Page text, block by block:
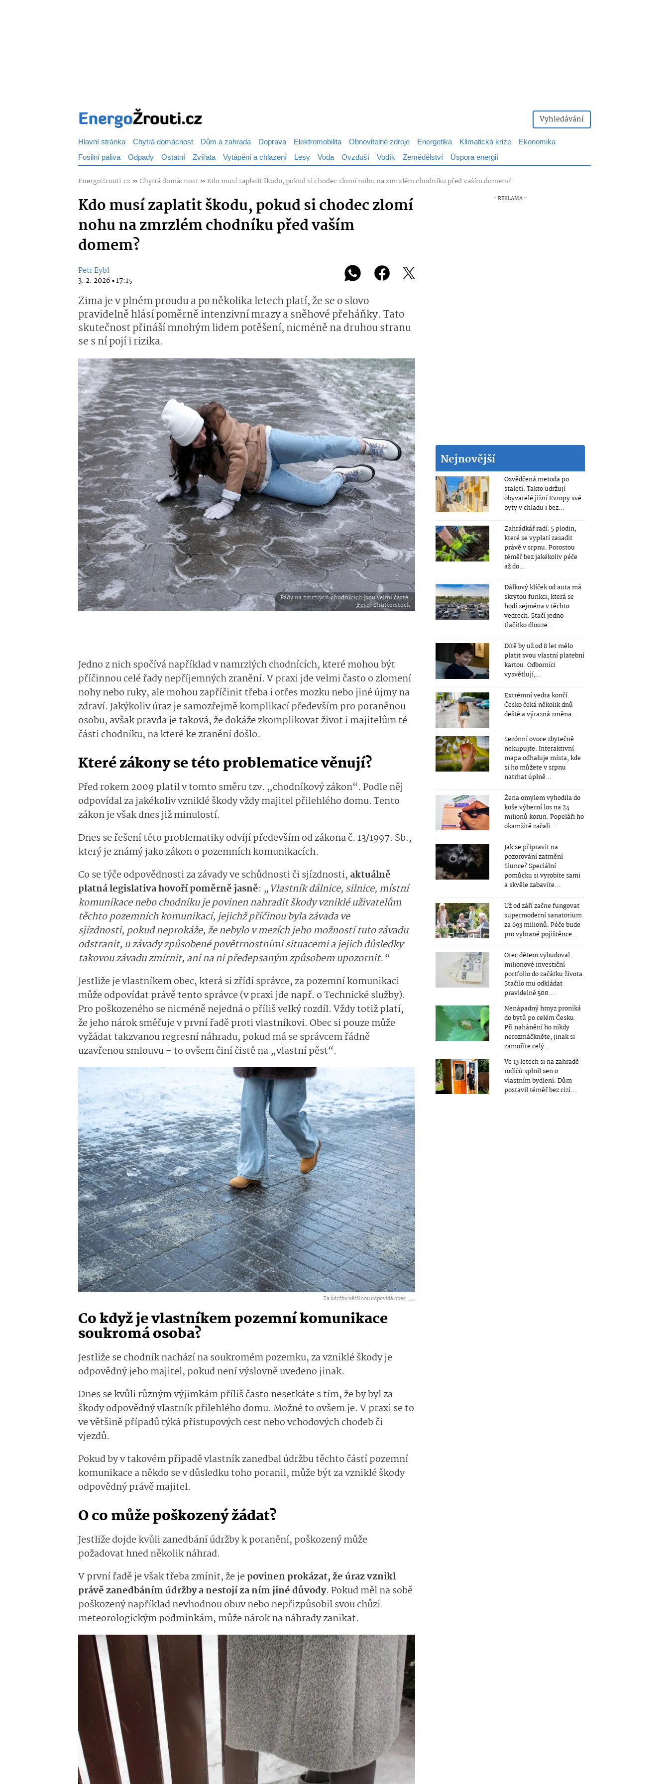
Vyhledávání
Hlavní stránka Chytrá domácnost Dům a zahrada Doprava Elektromobilita Obnovitelné zdroje Energetika Klimatická krize
Ekonomika
Fosilní paliva Odpady Ostatní Zvířata Vytápění a chlazení Lesy Voda Ovzduší Vodík Zemědělství Úspora energií
EnergoZrouti.cz»Chytrá domácnost»Kdo musí zaplatit škodu, pokud si chodec zlomí nohu na zmrzlém chodníku před vaším domem?
Kdo musí zaplatit škodu, pokud si chodec zlomí
nohu na zmrzlém chodníku před vaším
domem?
Petr Eybl
3. 2. 2026 ▪ 17:15
Zima je v plném proudu a po několika letech platí, že se o slovo
pravidelně hlásí poměrně intenzivní mrazy a sněhové přeháňky. Tato
skutečnost přináší mnohým lidem potěšení, nicméně na druhou stranu
se s ní pojí i rizika.
Pády na zmrzlých chodnících jsou velmi časté.
Foto: Shutterstock
Jedno z nich spočívá například v namrzlých chodnících, které mohou být
příčinnou celé řady nepříjemných zranění. V praxi jde velmi často o zlomení
nohy nebo ruky, ale mohou zapříčinit třeba i otřes mozku nebo jiné újmy na
zdraví. Jakýkoliv úraz je samozřejmě komplikací především pro poraněnou
osobu, avšak pravda je taková, že dokáže zkomplikovat život i majitelům té
části chodníku, na které ke zranění došlo.
Které zákony se této problematice věnují?
Před rokem 2009 platil v tomto směru tzv. „chodníkový zákon“. Podle něj
odpovídal za jakékoliv vzniklé škody vždy majitel přilehlého domu. Tento
zákon je však dnes již minulostí.
Dnes se řešení této problematiky odvíjí především od zákona č. 13/1997. Sb.,
který je známý jako zákon o pozemních komunikacích.
Co se týče odpovědnosti za závady ve schůdnosti či sjízdnosti,aktuálně
platná legislativa hovoří poměrně jasně: „Vlastník dálnice, silnice, místní
komunikace nebo chodníku je povinen nahradit škody vzniklé uživatelům
těchto pozemních komunikací,jejichž příčinou byla závada ve
sjízdnosti, pokud neprokáže, že nebylo v mezích jeho možností tuto závadu
odstranit, u závady způsobené povětrnostními situacemi a jejich důsledky
takovou závadu zmírnit, ani na ni předepsaným způsobem upozornit.“
Jestliže je vlastníkem obec, která si zřídí správce, za pozemní komunikaci
může odpovídat právě tento správce (v praxi jde např. o Technické služby).
Pro poškozeného se nicméně nejedná o příliš velký rozdíl. Vždy totiž platí,
že jeho nárok směřuje v první řadě proti vlastníkovi. Obec si pouze může
vyžádat takzvanou regresní náhradu, pokud má se správcem řádně
uzavřenou smlouvu – to ovšem činí čistě na „vlastní pěst“.
Za údržbu většinou odpovídá obec. ,...
Co když je vlastníkem pozemní komunikace
soukromá osoba?
Jestliže se chodník nachází na soukromém pozemku, za vzniklé škody je
odpovědný jeho majitel, pokud není výslovně uvedeno jinak.
Dnes se kvůli různým výjimkám příliš často nesetkáte s tím, že by byl za
škody odpovědný vlastník přilehlého domu. Možné to ovšem je. V praxi se to
ve většině případů týká přístupových cest nebo vchodových chodeb či
vjezdů.
Pokud by v takovém případě vlastník zanedbal údržbu těchto částí pozemní
komunikace a někdo se v důsledku toho poranil, může být za vzniklé škody
odpovědný právě majitel.
O co může poškozený žádat?
Jestliže dojde kvůli zanedbání údržby k poranění, poškozený může
požadovat hned několik náhrad.
V první řadě je však třeba zmínit, že jepovinen prokázat, že úraz vznikl
právě zanedbáním údržby a nestojí za ním jiné důvody. Pokud měl na sobě
poškozený například nevhodnou obuv nebo nepřizpůsobil svou chůzi
meteorologickým podmínkám, může nárok na náhrady zanikat.
Nejnovější
Osvědčená metoda po
staletí: Takto udržují
obyvatelé jižní Evropy své
byty v chladu i bez...
Zahrádkář radí: 5 plodin,
které se vyplatí zasadit
právě v srpnu. Porostou
téměř bez jakékoliv péče
až do...
Dálkový klíček od auta má
skrytou funkci, která se
hodí zejména v těchto
vedrech. Stačí jedno
tlačítko dlouze...
Dítě by už od 8 let mělo
platit svou vlastní platební
kartou. Odborníci
vysvětlují,...
Extrémní vedra končí.
Česko čeká několik dnů
deště a výrazná změna...
Sezónní ovoce zbytečně
nekupujte. Interaktivní
mapa odhaluje místa, kde
si ho můžete v srpnu
natrhat úplně...
Žena omylem vyhodila do
koše výherní los na 24
milionů korun. Popeláři ho
okamžitě začali...
Jak se připravit na
pozorování zatmění
Slunce? Speciální
pomůcku si vyrobíte sami
a skvěle zabavíte...
Už od září začne fungovat
supermoderní sanatorium
za 693 milionů. Péče bude
pro vybrané pojištěnce...
Otec dětem vybudoval
milionové investiční
portfolio do začátku života.
Stačilo mu odkládat
pravidelně 500...
Nenápadný hmyz proniká
do bytů po celém Česku.
Při nahánění ho nikdy
nerozmáčkněte, jinak si
zamoříte celý...
Ve 13 letech si na zahradě
rodičů splnil sen o
vlastním bydlení. Dům
postavil téměř bez cizí...